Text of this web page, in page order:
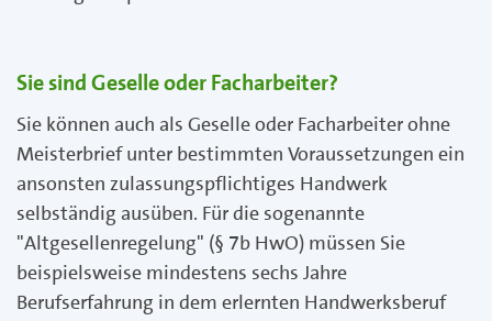
Sie sind Geselle oder Facharbeiter?
Sie können auch als Geselle oder Facharbeiter ohne
Meisterbrief unter bestimmten Voraussetzungen ein
ansonsten zulassungspflichtiges Handwerk
selbständig ausüben. Für die sogenannte
"Altgesellenregelung" (§ 7b HwO) müssen Sie
beispielsweise mindestens sechs Jahre
Berufserfahrung in dem erlernten Handwerksberuf